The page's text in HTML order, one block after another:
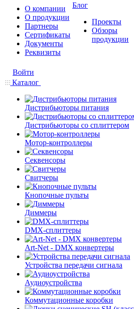
О компании
О продукции
Партнеры
Сертификаты
Документы
Реквизиты
Блог
Проекты
Обзоры
продукции
Войти
Каталог
Дистрибьюторы питания
Дистрибьюторы со сплиттером
Мотор-контроллеры
Секвенсоры
Свитчеры
Кнопочные пульты
Диммеры
DMX-сплиттеры
Art-Net - DMX конвертеры
Устройства передачи сигнала
Аудиоустройства
Коммутационные коробки